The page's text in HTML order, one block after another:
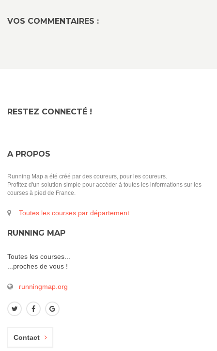
VOS COMMENTAIRES :
RESTEZ CONNECTÉ !
A PROPOS
Running Map a été créé par des coureurs, pour les coureurs.
Profitez d'un solution simple pour accéder à toutes les informations sur les
courses à pied de France.
Toutes les courses par département.
RUNNING MAP
Toutes les courses...
...proches de vous !
runningmap.org
Contact